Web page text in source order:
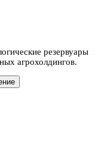
резервуары
агрохолдингов.